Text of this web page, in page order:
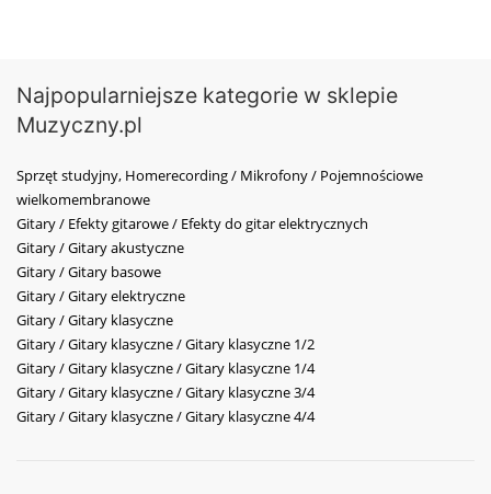
Najpopularniejsze kategorie w sklepie
Muzyczny.pl
Sprzęt studyjny, Homerecording / Mikrofony / Pojemnościowe
wielkomembranowe
Gitary / Efekty gitarowe / Efekty do gitar elektrycznych
Gitary / Gitary akustyczne
Gitary / Gitary basowe
Gitary / Gitary elektryczne
Gitary / Gitary klasyczne
Gitary / Gitary klasyczne / Gitary klasyczne 1/2
Gitary / Gitary klasyczne / Gitary klasyczne 1/4
Gitary / Gitary klasyczne / Gitary klasyczne 3/4
Gitary / Gitary klasyczne / Gitary klasyczne 4/4